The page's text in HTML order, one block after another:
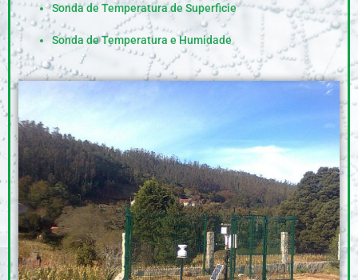
Sonda de Temperatura de Superficie
Sonda de Temperatura e Humidade